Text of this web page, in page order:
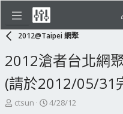
2012@Taipei 網聚
2012滄者台北網
(請於2012/05/31
主
ctsun
開
4/28/12